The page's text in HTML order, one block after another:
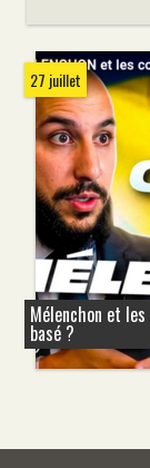
27 juillet
Mélenchon et
basé ?